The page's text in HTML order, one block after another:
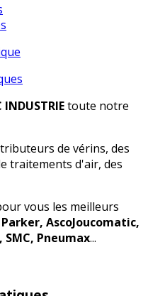
INDUSTRIEtoute notre
de vérins, des
traitements d'air, des
vous les meilleurs
Parker, AscoJoucomatic,
Pneumax...